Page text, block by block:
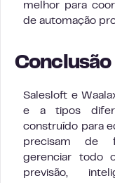
melhor para
de automação
Conclusão
Salesloft e
e a tipos
construído para
precisam de
gerenciar todo
previsão,